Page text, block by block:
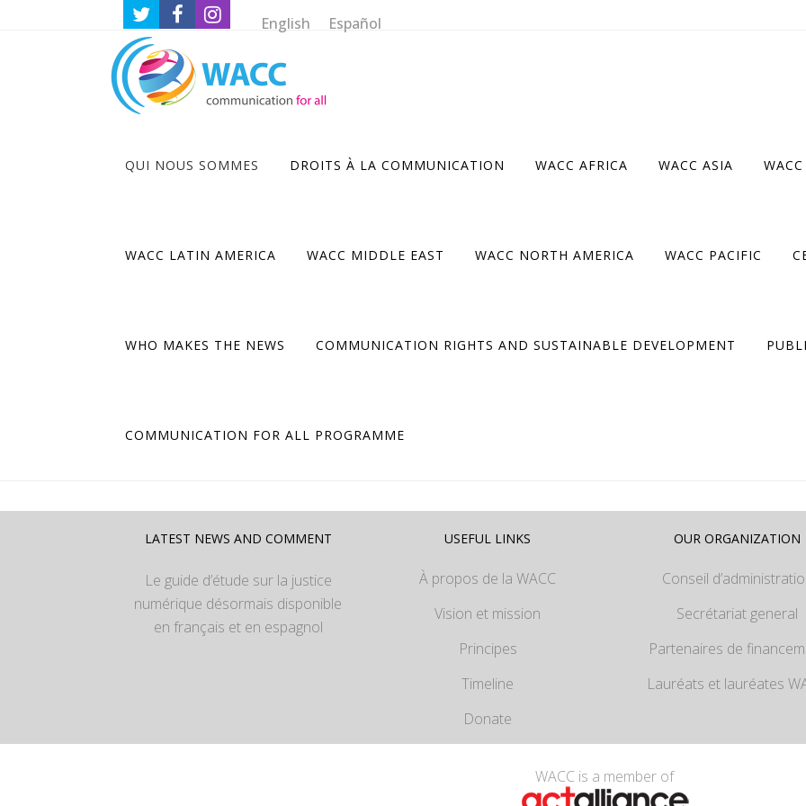
English Español
QUI NOUS SOMMES DROITS À LA COMMUNICATION WACC AFRICA WACC ASIA
WACC LATIN AMERICA WACC MIDDLE EAST WACC NORTH AMERICA WACC PACIFIC
WHO MAKES THE NEWS COMMUNICATION RIGHTS AND SUSTAINABLE DEVELOPMENT
COMMUNICATION FOR ALL PROGRAMME
LATEST NEWS AND COMMENT
Le guide d’étude sur la justice
numérique désormais disponible
en français et en espagnol
USEFUL LINKS
À propos de la WACC
Vision et mission
Principes
Timeline
Donate
OUR ORGANIZATION
Conseil
Secrétariat general
Partenaires de
Lauréats et lauréates
WACC is a member of